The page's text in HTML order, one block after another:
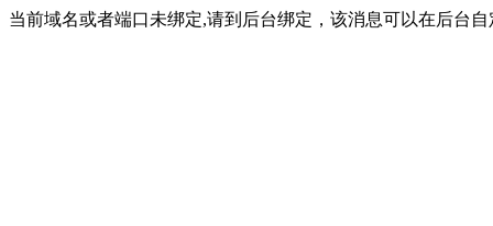
当前域名或者端口未绑定,请到后台绑定，该消息可以在后台自